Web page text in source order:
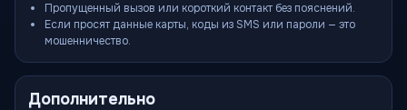
Пропущенный вызов или короткий контакт без пояснений.
Если просят данные карты, коды из SMS или пароли — это
мошенничество.
Дополнительно